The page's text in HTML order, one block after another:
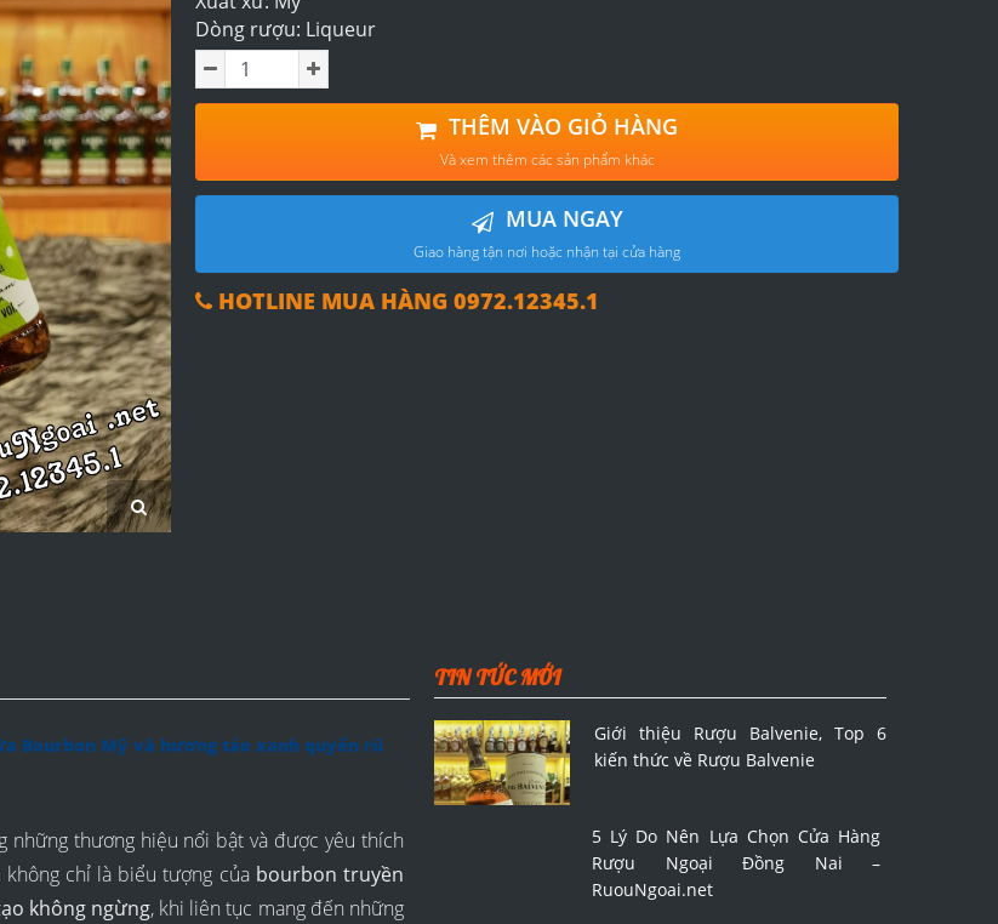
Dòng rượu: Liqueur
THÊM VÀO GIỎ HÀNG
Và xem thêm các sản phẩm khác
MUA NGAY
Giao hàng tận nơi hoặc nhận tại cửa hàng
HOTLINE MUA HÀNG 0972.12345.1
Bourbon Mỹ và hương táo xanh quyến rũ
những thương hiệu nổi bật và được yêu thích
không chỉ là biểu tượng của bourbon truyền
không ngừng, khi liên tục mang đến những
TIN TỨC MỚI
Giới thiệu Rượu Balvenie, Top 6
kiến thức về Rượu Balvenie
5 Lý Do Nên Lựa Chọn Cửa Hàng
Rượu Ngoại Đồng Nai –
RuouNgoai.net